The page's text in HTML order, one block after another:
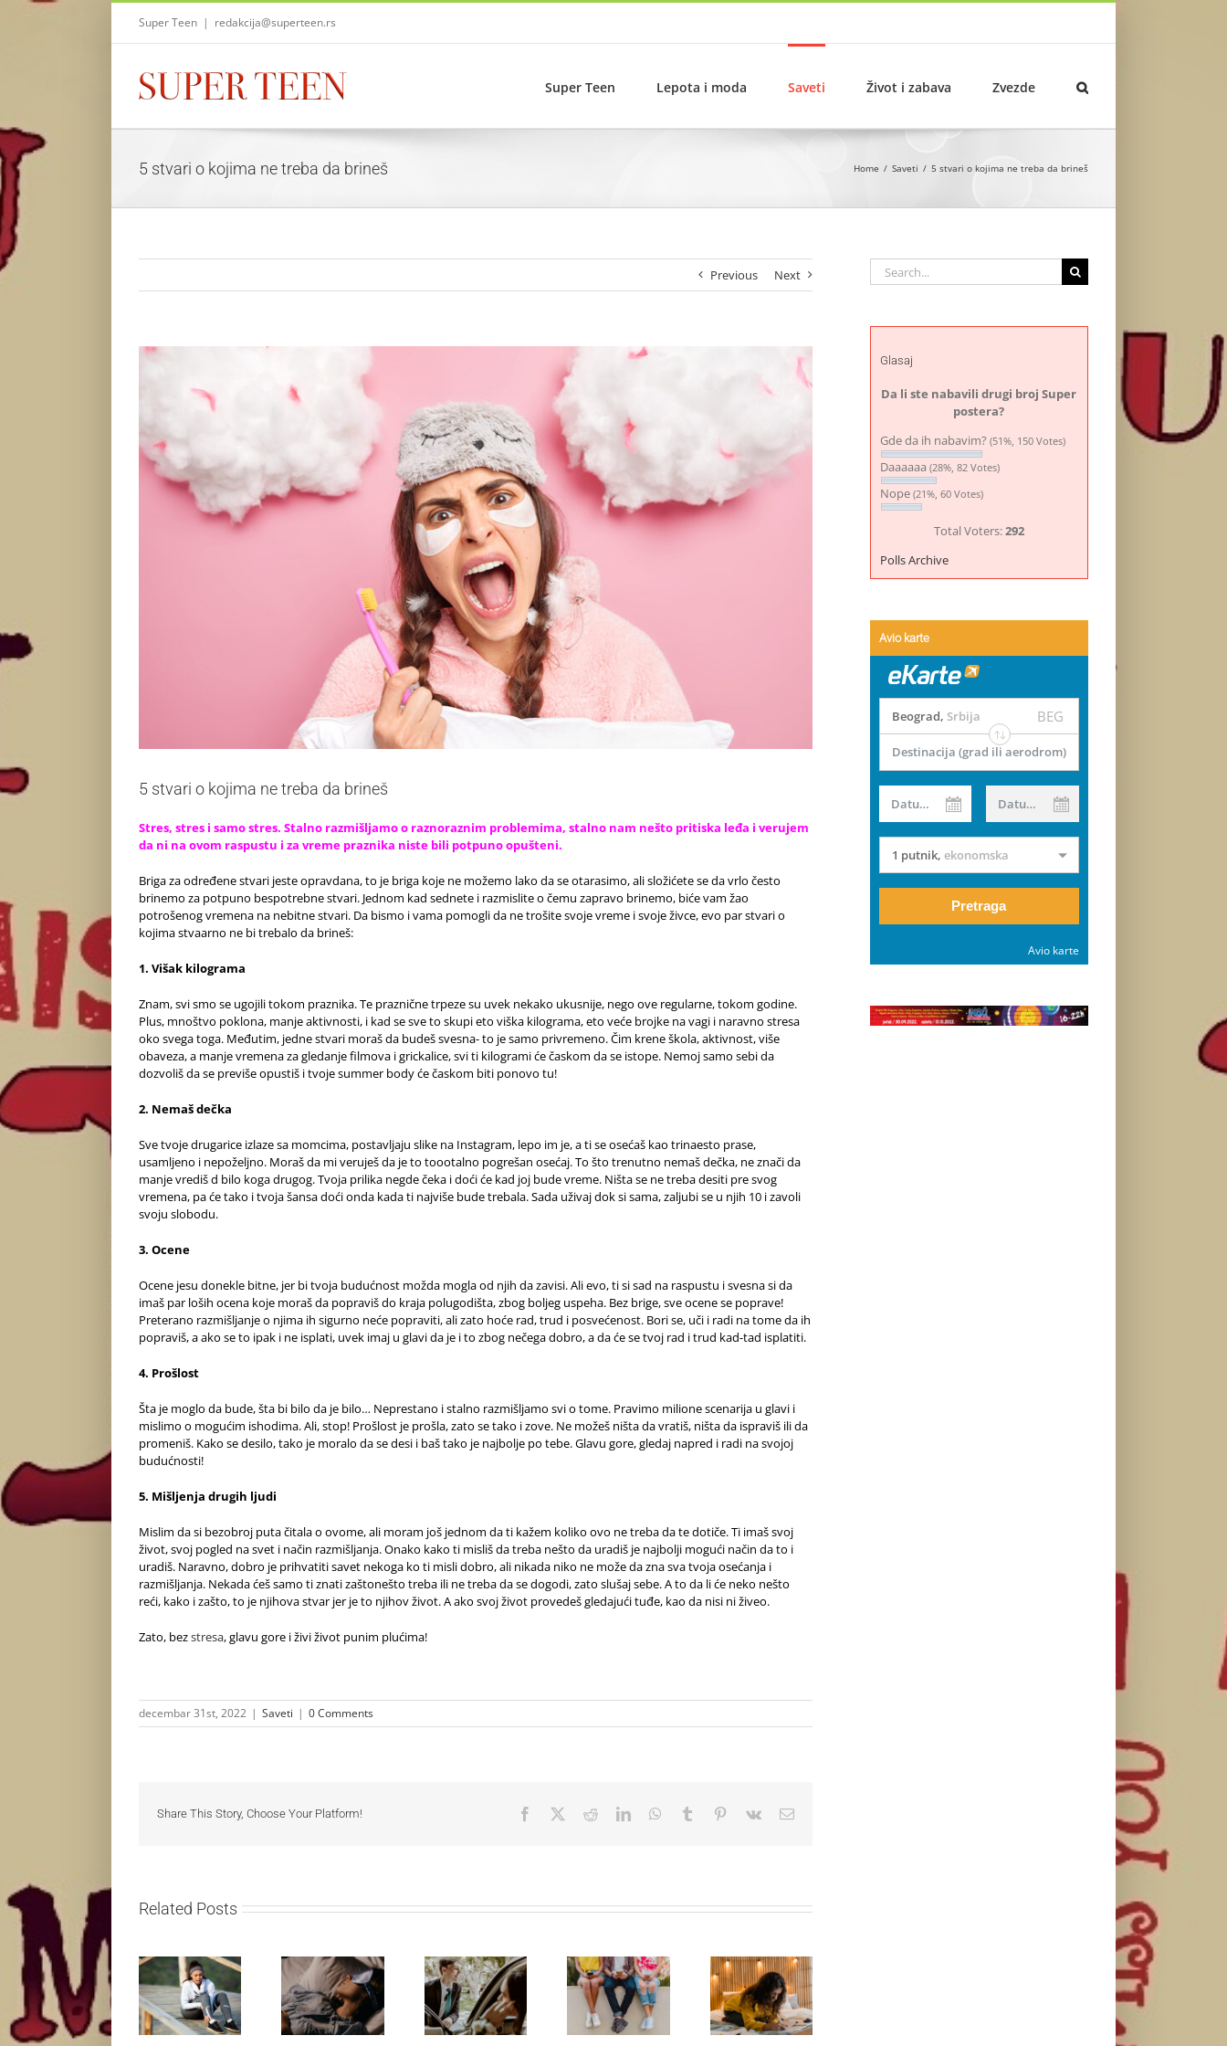
Super Teen | redakcija@superteen.rs
Super Teen Lepota i moda Saveti Život i zabava Zvezde
5 stvari o kojima ne treba da brineš Home Saveti 5 stvari o kojima ne treba da brineš
Previous Next
View
5 stvari o kojima ne treba da brineš
Stres, stres i samo stres. Stalno razmišljamo o raznoraznim problemima, stalno nam nešto pritiska leđa i verujem
da ni na ovom raspustu i za vreme praznika niste bili potpuno opušteni.
Briga za određene stvari jeste opravdana, to je briga koje ne možemo lako da se otarasimo, ali složićete se da vrlo često
brinemo za potpuno bespotrebne stvari. Jednom kad sednete i razmislite o čemu zapravo brinemo, biće vam žao
potrošenog vremena na nebitne stvari. Da bismo i vama pomogli da ne trošite svoje vreme i svoje živce, evo par stvari o
kojima stvaarno ne bi trebalo da brineš:
1. Višak kilograma
Znam, svi smo se ugojili tokom praznika. Te praznične trpeze su uvek nekako ukusnije, nego ove regularne, tokom godine.
Plus, mnoštvo poklona, manje aktivnosti, i kad se sve to skupi eto viška kilograma, eto veće brojke na vagi i naravno stresa
oko svega toga. Međutim, jedne stvari moraš da budeš svesna- to je samo privremeno. Čim krene škola, aktivnost, više
obaveza, a manje vremena za gledanje filmova i grickalice, svi ti kilogrami će časkom da se istope. Nemoj samo sebi da
dozvoliš da se previše opustiš i tvoje summer body će časkom biti ponovo tu!
2. Nemaš dečka
Sve tvoje drugarice izlaze sa momcima, postavljaju slike na Instagram, lepo im je, a ti se osećaš kao trinaesto prase,
usamljeno i nepoželjno. Moraš da mi veruješ da je to toootalno pogrešan osećaj. To što trenutno nemaš dečka, ne znači da
manje vrediš d bilo koga drugog. Tvoja prilika negde čeka i doći će kad joj bude vreme. Ništa se ne treba desiti pre svog
vremena, pa će tako i tvoja šansa doći onda kada ti najviše bude trebala. Sada uživaj dok si sama, zaljubi se u njih 10 i zavoli
svoju slobodu.
3. Ocene
Ocene jesu donekle bitne, jer bi tvoja budućnost možda mogla od njih da zavisi. Ali evo, ti si sad na raspustu i svesna si da
imaš par loših ocena koje moraš da popraviš do kraja polugodišta, zbog boljeg uspeha. Bez brige, sve ocene se poprave!
Preterano razmišljanje o njima ih sigurno neće popraviti, ali zato hoće rad, trud i posvećenost. Bori se, uči i radi na tome da ih
popraviš, a ako se to ipak i ne isplati, uvek imaj u glavi da je i to zbog nečega dobro, a da će se tvoj rad i trud kad-tad isplatiti.
4. Prošlost
Šta je moglo da bude, šta bi bilo da je bilo… Neprestano i stalno razmišljamo svi o tome. Pravimo milione scenarija u glavi i
mislimo o mogućim ishodima. Ali, stop! Prošlost je prošla, zato se tako i zove. Ne možeš ništa da vratiš, ništa da ispraviš ili da
promeniš. Kako se desilo, tako je moralo da se desi i baš tako je najbolje po tebe. Glavu gore, gledaj napred i radi na svojoj
budućnosti!
5. Mišljenja drugih ljudi
Mislim da si bezobroj puta čitala o ovome, ali moram još jednom da ti kažem koliko ovo ne treba da te dotiče. Ti imaš svoj
život, svoj pogled na svet i način razmišljanja. Onako kako ti misliš da treba nešto da uradiš je najbolji mogući način da to i
uradiš. Naravno, dobro je prihvatiti savet nekoga ko ti misli dobro, ali nikada niko ne može da zna sva tvoja osećanja i
razmišljanja. Nekada ćeš samo ti znati zaštonešto treba ili ne treba da se dogodi, zato slušaj sebe. A to da li će neko nešto
reći, kako i zašto, to je njihova stvar jer je to njihov život. A ako svoj život provedeš gledajući tuđe, kao da nisi ni živeo.
Zato, bezstresa, glavu gore i živi život punim plućima!
decembar 31st, 2022 | Saveti | 0 Comments
Share This Story, Choose Your Platform! Facebook RedditLinkedInWhatsApp
Tumblr Pinterest
Vk Email
Related Posts
Treniraj
pametno:
Kako da
izbegneš
Zašto je
važno da
Matura bez
stresa:
organizacija
dolaska,
Zašto su
pametni
telefoni
TikTok room
inspiration:
šta stvarno
vredi
Search
for:
Glasaj
Da li ste nabavili drugi broj Super
postera?
Gde da ih nabavim? (51%, 150 Votes)
Daaaaaa (28%, 82 Votes)
Nope (21%, 60 Votes)
Total Voters:292
Polls Archive
Avio karte
Beograd, Srbija BEG
Destinacija (grad ili aerodrom)
Datum od Datum do
1 putnik, ekonomska
Pretraga
Avio karte